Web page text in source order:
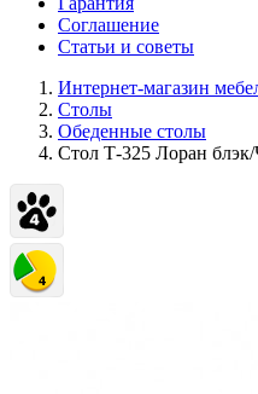
Соглашение
Статьи и советы
Интернет-магазин
Столы
Обеденные столы
Стол Т-325 Лоран